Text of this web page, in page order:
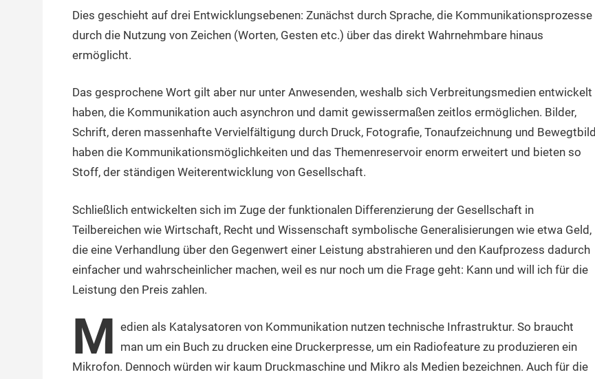
Dies geschieht auf drei Entwicklungsebenen: Zunächst durch Sprache, die Kommunikationsprozesse
durch die Nutzung von Zeichen (Worten, Gesten etc.) über das direkt Wahrnehmbare hinaus
ermöglicht.
Das gesprochene Wort gilt aber nur unter Anwesenden, weshalb sich Verbreitungsmedien entwickelt
haben, die Kommunikation auch asynchron und damit gewissermaßen zeitlos ermöglichen. Bilder,
Schrift, deren massenhafte Vervielfältigung durch Druck, Fotografie, Tonaufzeichnung und Bewegtbild
haben die Kommunikationsmöglichkeiten und das Themenreservoir enorm erweitert und bieten so
Stoff, der ständigen Weiterentwicklung von Gesellschaft.
Schließlich entwickelten sich im Zuge der funktionalen Differenzierung der Gesellschaft in
Teilbereichen wie Wirtschaft, Recht und Wissenschaft symbolische Generalisierungen wie etwa Geld,
die eine Verhandlung über den Gegenwert einer Leistung abstrahieren und den Kaufprozess dadurch
einfacher und wahrscheinlicher machen, weil es nur noch um die Frage geht: Kann und will ich für die
Leistung den Preis zahlen.
M edien als Katalysatoren von Kommunikation nutzen technische Infrastruktur. So braucht
man um ein Buch zu drucken eine Druckerpresse, um ein Radiofeature zu produzieren ein
Mikrofon. Dennoch würden wir kaum Druckmaschine und Mikro als Medien bezeichnen. Auch für die